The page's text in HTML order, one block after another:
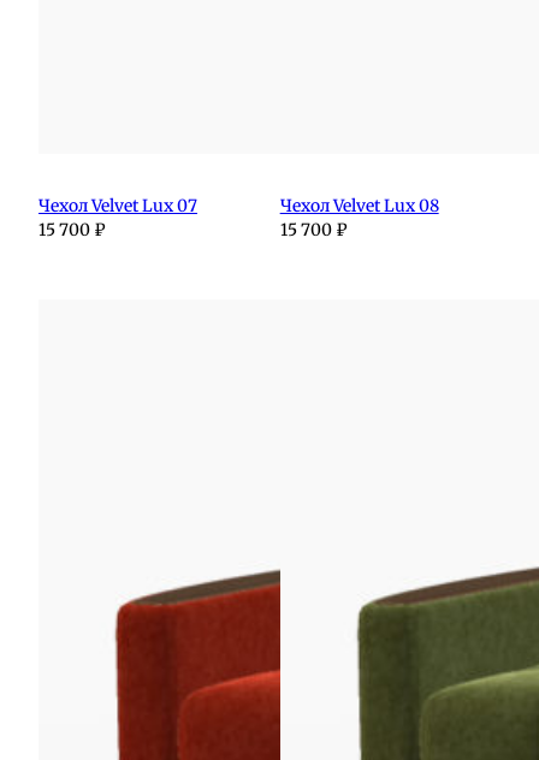
Чехол Velvet Lux 07
15 700 ₽
Чехол Velvet Lux 08
15 700 ₽